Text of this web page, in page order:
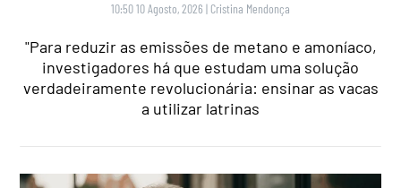
10:50 10 Agosto, 2026 | Cristina Mendonça
"Para reduzir as emissões de metano e amoníaco,
investigadores há que estudam uma solução
verdadeiramente revolucionária: ensinar as vacas
a utilizar latrinas